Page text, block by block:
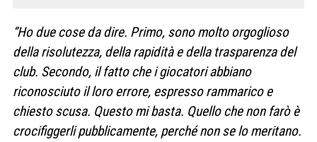
“Ho due cose da dire. Primo, sono molto orgoglioso
della risolutezza, della rapidità e della trasparenza del
club. Secondo, il fatto che i giocatori abbiano
riconosciuto il loro errore, espresso rammarico e
chiesto scusa. Questo mi basta. Quello che non farò è
crocifiggerli pubblicamente, perché non se lo meritano.